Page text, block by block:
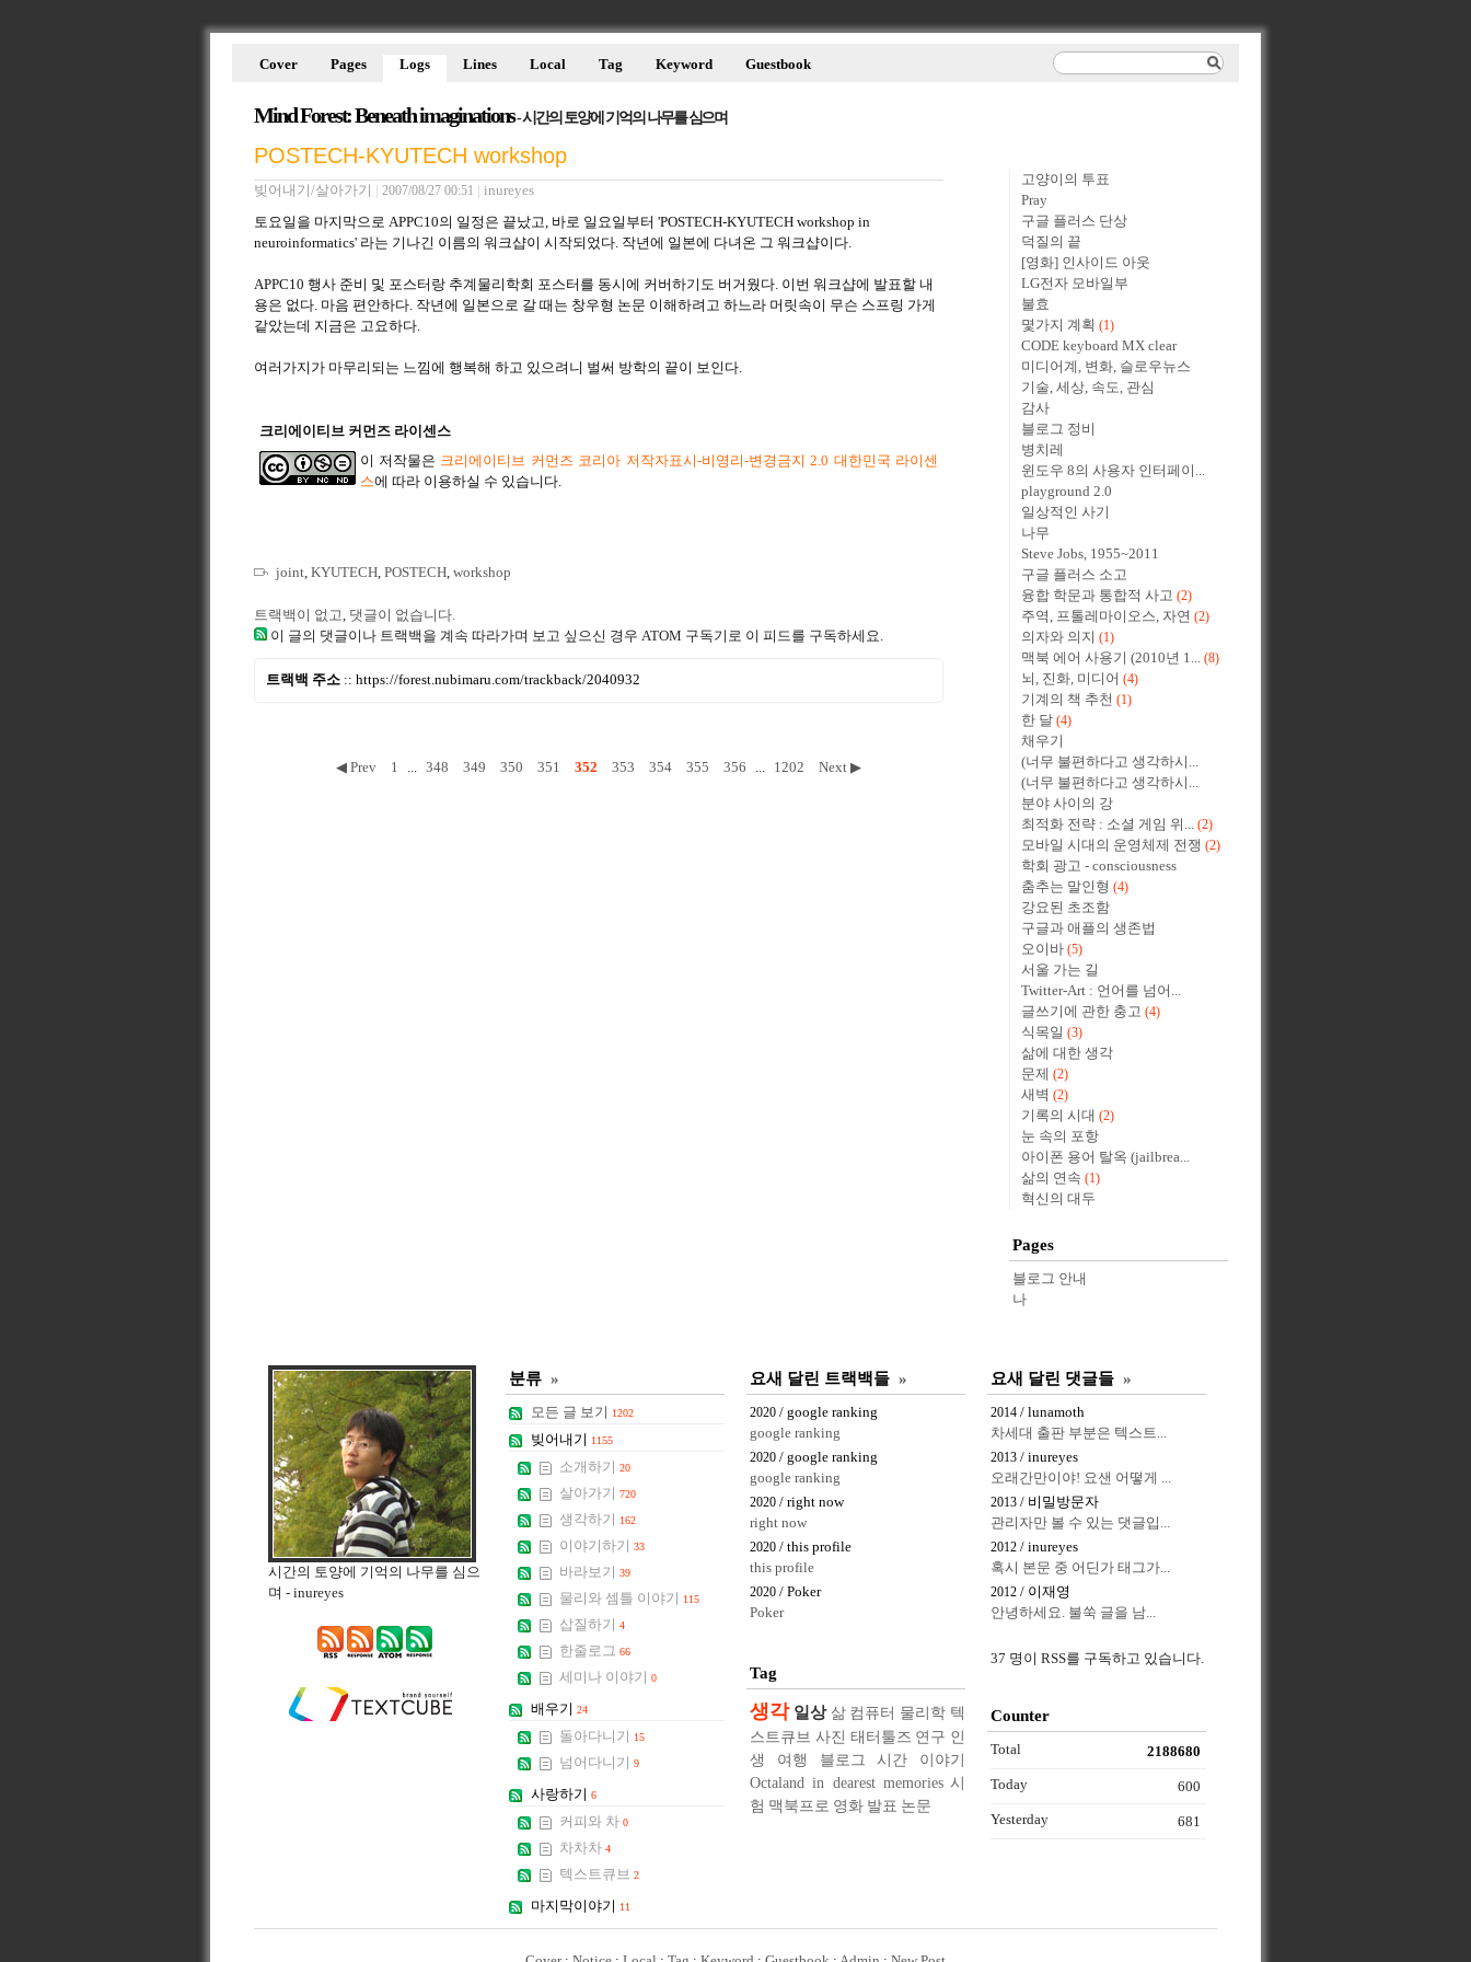
Mind Forest: Beneath imaginations- 시간의 토양에 기억의 나무를 심으며
Cover Pages Logs Lines Local Tag Keyword Guestbook
POSTECH-KYUTECH workshop
빚어내기/살아가기 2007/08/27 00:51 inureyes
토요일을 마지막으로 APPC10의 일정은 끝났고, 바로 일요일부터 'POSTECH-KYUTECH workshop in
neuroinformatics' 라는 기나긴 이름의 워크샵이 시작되었다. 작년에 일본에 다녀온 그 워크샵이다.
APPC10 행사 준비 및 포스터랑 추계물리학회 포스터를 동시에 커버하기도 버거웠다. 이번 워크샵에 발표할 내
용은 없다. 마음 편안하다. 작년에 일본으로 갈 때는 창우형 논문 이해하려고 하느라 머릿속이 무슨 스프링 가게
같았는데 지금은 고요하다.
여러가지가 마무리되는 느낌에 행복해 하고 있으려니 벌써 방학의 끝이 보인다.
크리에이티브 커먼즈 라이센스
이 저작물은 크리에이티브 커먼즈 코리아 저작자표시-비영리-변경금지 2.0 대한민국 라이센
스에 따라 이용하실 수 있습니다.
joint, KYUTECH, POSTECH, workshop
트랙백이 없고, 댓글이 없습니다.
이 글의 댓글이나 트랙백을 계속 따라가며 보고 싶으신 경우 ATOM 구독기로 이 피드를 구독하세요.
트랙백 주소 :: https://forest.nubimaru.com/trackback/2040932
◀ Prev 1 ... 348 349 350 351 352 353 354 355 356 ... 1202 Next ▶
고양이의 투표
Pray
구글 플러스 단상
덕질의 끝
[영화] 인사이드 아웃
LG전자 모바일부
불효
몇가지 계획 (1)
CODE keyboard MX clear
미디어계, 변화, 슬로우뉴스
기술, 세상, 속도, 관심
감사
블로그 정비
병치레
윈도우 8의 사용자 인터페이...
playground 2.0
일상적인 사기
나무
Steve Jobs, 1955~2011
구글 플러스 소고
융합 학문과 통합적 사고 (2)
주역, 프톨레마이오스, 자연 (2)
의자와 의지 (1)
맥북 에어 사용기 (2010년 1... (8)
뇌, 진화, 미디어 (4)
기계의 책 추천 (1)
한 달 (4)
채우기
(너무 불편하다고 생각하시...
(너무 불편하다고 생각하시...
분야 사이의 강
최적화 전략 : 소셜 게임 위... (2)
모바일 시대의 운영체제 전쟁 (2)
학회 광고 - consciousness
춤추는 말인형 (4)
강요된 초조함
구글과 애플의 생존법
오이바 (5)
서울 가는 길
Twitter-Art : 언어를 넘어...
글쓰기에 관한 충고 (4)
식목일 (3)
삶에 대한 생각
문제
(2)
새벽 (2)
기록의 시대 (2)
눈 속의 포항
아이폰 용어 탈옥 (jailbrea...
삶의 연속 (1)
혁신의 대두
Pages
블로그 안내
나
시간의 토양에 기억의 나무를 심으
며 - inureyes
분류 »
모든 글 보기 1202
빚어내기 1155
소개하기 20
살아가기 720
생각하기 162
이야기하기 33
바라보기 39
물리와 셈틀 이야기 115
삽질하기 4
한줄로그 66
세미나 이야기 0
배우기 24
돌아다니기 15
넘어다니기 9
사랑하기 6
커피와 차 0
차차차 4
텍스트큐브 2
마지막이야기 11
요새 달린 트랙백들 »
2020 / google ranking
google ranking
2020 / google ranking
google ranking
2020 / right now
right now
2020 / this profile
this profile
2020 / Poker
Poker
요새 달린 댓글들 »
2014 / lunamoth
차세대 출판 부분은 텍스트...
2013 / inureyes
오래간만이야! 요샌 어떻게 ...
2013 / 비밀방문자
관리자만 볼 수 있는 댓글입...
2012 / inureyes
혹시 본문 중 어딘가 태그가...
2012 / 이재영
안녕하세요. 불쑥 글을 남...
Tag
생각 일상 삶 컴퓨터 물리학 텍
스트큐브 사진 태터툴즈 연구 인
생
여행 블로그 시간
이야기
Octaland in dearest memories 시
험 맥북프로 영화 발표 논문
37 명이 RSS를 구독하고 있습니다.
Counter
Total 2188680
Today 600
Yesterday 681